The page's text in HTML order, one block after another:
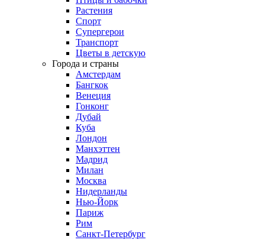
Растения
Спорт
Супергерои
Транспорт
Цветы в детскую
Города и страны
Амстердам
Бангкок
Венеция
Гонконг
Дубай
Куба
Лондон
Манхэттен
Мадрид
Милан
Москва
Нидерланды
Нью-Йорк
Париж
Рим
Санкт-Петербург